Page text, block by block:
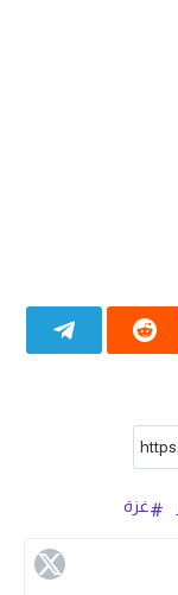
غزة